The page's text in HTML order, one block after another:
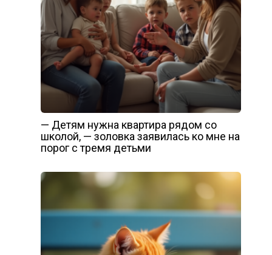
— Детям нужна квартира рядом со
школой, — золовка заявилась ко мне на
порог с тремя детьми